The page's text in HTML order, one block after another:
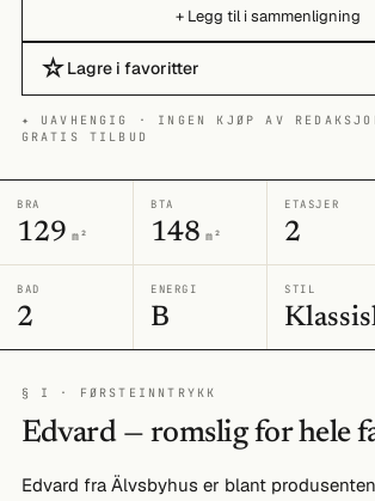
+ Legg til i sammenligning
☆Lagre i favoritter
✦ UAVHENGIG · INGEN KJØP AV
GRATIS TILBUD
BRA
129 m²
BTA
148 m²
ETASJER
2
BAD
2
ENERGI
B
STIL
§ I · FØRSTEINNTRYKK
Edvard — romslig for hele
Edvard fra Älvsbyhus er blant